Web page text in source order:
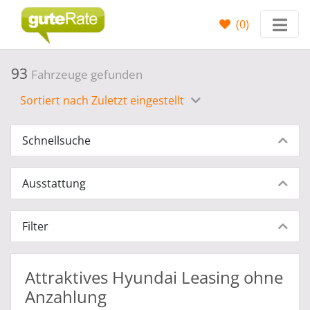
(0)
93 Fahrzeuge gefunden
Sortiert nach Zuletzt eingestellt
Schnellsuche
Ausstattung
Filter
Attraktives Hyundai Leasing ohne
Anzahlung